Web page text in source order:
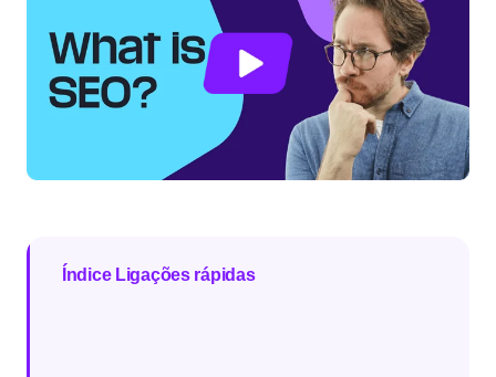
Índice Ligações rápidas